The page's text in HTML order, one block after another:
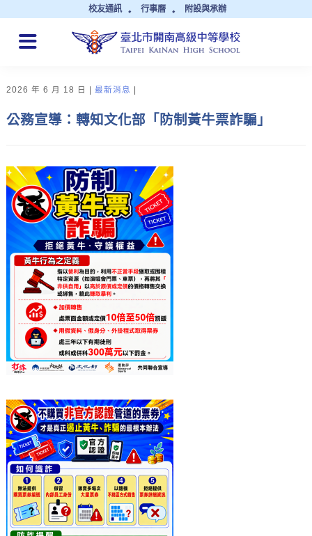
校友通訊 行事曆 附設與承辦
QUICK LINKS
2026 年 6 月 18 日 最新消息
公務宣導：轉知文化部「防制黃牛票詐騙」